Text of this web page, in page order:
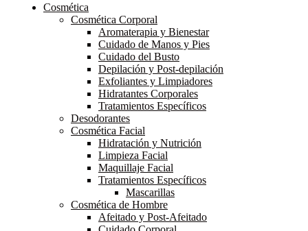
Cosmética
Cosmética Corporal
Aromaterapia y Bienestar
Cuidado de Manos y Pies
Cuidado del Busto
Depilación y Post-depilación
Exfoliantes y Limpiadores
Hidratantes Corporales
Tratamientos Específicos
Desodorantes
Cosmética Facial
Hidratación y Nutrición
Limpieza Facial
Maquillaje Facial
Tratamientos Específicos
Mascarillas
Cosmética de Hombre
Afeitado y Post-Afeitado